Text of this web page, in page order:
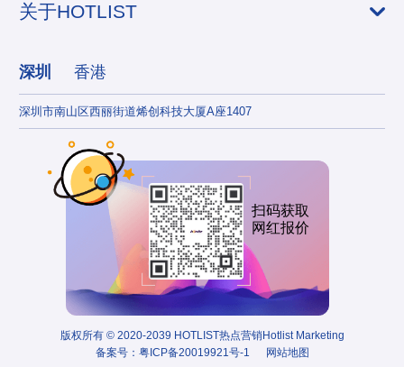
关于HOTLIST
深圳 香港
深圳市南山区西丽街道烯创科技大厦A座1407
扫码获取
网红报价
版权所有 © 2020-2039 HOTLIST热点营销Hotlist Marketing
备案号： 粤ICP备20019921号-1 网站地图